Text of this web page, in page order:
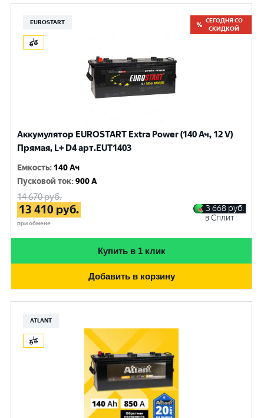
EUROSTART
СЕГОДНЯ СО
СКИДКОЙ
Аккумулятор EUROSTART Extra Power (140 Ач, 12 V)
Прямая, L+ D4 арт.EUT1403
Емкость: 140 Ач
Пусковой ток:900 A
14 670руб.
13 410 руб.
при обмене
3 668 руб.
в Сплит
Купить в 1 клик
Добавить в корзину
ATLANT